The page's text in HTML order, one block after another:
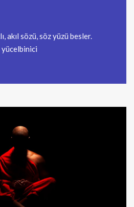
akıl sözü, söz yüzü besler.
yücelbinici